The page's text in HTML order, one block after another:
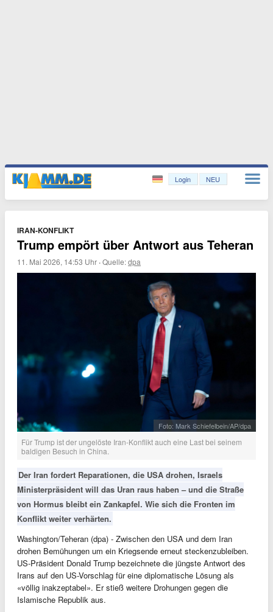
Login NEU
IRAN-KONFLIKT
Trump empört über Antwort aus Teheran
11. Mai 2026, 14:53 Uhr ·Quelle:dpa
Foto: Mark Schiefelbein/AP/dpa
Für Trump ist der ungelöste Iran-Konflikt auch eine Last bei seinem
baldigen Besuch in China.
Der Iran fordert Reparationen, die USA drohen, Israels
Ministerpräsident will das Uran raus haben – und die Straße
von Hormus bleibt ein Zankapfel. Wie sich die Fronten im
Konflikt weiter verhärten.
Washington/Teheran (dpa) - Zwischen den USA und dem Iran
drohen Bemühungen um ein Kriegsende erneut steckenzubleiben.
US-Präsident Donald Trump bezeichnete die jüngste Antwort des
Irans auf den US-Vorschlag für eine diplomatische Lösung als
«völlig inakzeptabel». Er stieß weitere Drohungen gegen die
Islamische Republik aus.